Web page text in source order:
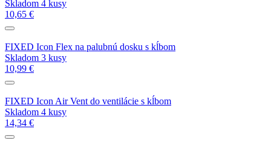
Skladom 4 kusy
10,65 €
FIXED Icon Flex na palubnú dosku s kĺbom
Skladom 3 kusy
10,99 €
FIXED Icon Air Vent do ventilácie s kĺbom
Skladom 4 kusy
14,34 €